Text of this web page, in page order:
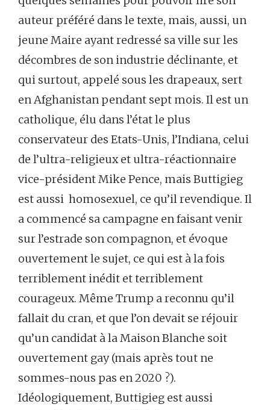
auteur préféré dans le texte, mais, aussi, un
jeune Maire ayant redressé sa ville sur les
décombres de son industrie déclinante, et
qui surtout, appelé sous les drapeaux, sert
en Afghanistan pendant sept mois. Il est un
catholique, élu dans l’état le plus
conservateur des Etats-Unis, l’Indiana, celui
de l’ultra-religieux et ultra-réactionnaire
vice-président Mike Pence, mais Buttigieg
est aussi homosexuel, ce qu’il revendique. Il
a commencé sa campagne en faisant venir
sur l’estrade son compagnon, et évoque
ouvertement le sujet, ce qui est à la fois
terriblement inédit et terriblement
courageux. Même Trump a reconnu qu’il
fallait du cran, et que l’on devait se réjouir
qu’un candidat à la Maison Blanche soit
ouvertement gay (mais après tout ne
sommes-nous pas en 2020 ?).
Idéologiquement, Buttigieg est aussi